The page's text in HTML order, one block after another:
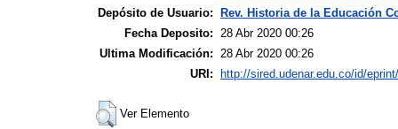
Depósito de Usuario: Rev. Historia de la Educación
Fecha Deposito:
28 Abr 2020 00:26
Ultima Modificación:
28 Abr 2020 00:26
URI: http://sired.udenar.edu.co/id/
Ver Elemento